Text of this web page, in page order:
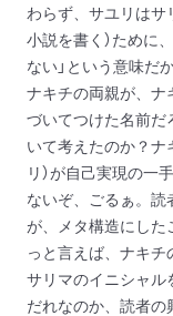
わらず、サユリはサ
小説を書く）ために
ない」という意味だ
ナキチの両親が、
づいてつけた名前だ
いて考えたのか？ナ
リ）が自己実現の一
ないぞ、ごるぁ。読
が、メタ構造にした
っと言えば、ナキ
サリマのイニシャル
だれなのか、読者の